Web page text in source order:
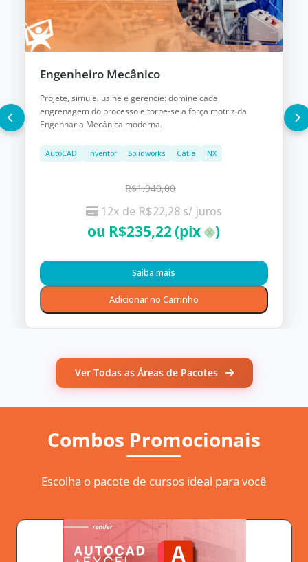
Engenheiro Mecânico
Projete, simule, usine e gerencie: domine cada
engrenagem do processo e torne-se a força motriz da
Engenharia Mecânica moderna.
AutoCAD Inventor Solidworks Catia NX
R$1.940,00
12x de R$22,28 s/ juros
ou R$235,22(pix )
Saiba mais
Adicionar no Carrinho
Ver Todas as Áreas de Pacotes
Combos Promocionais
Escolha o pacote de cursos ideal para você